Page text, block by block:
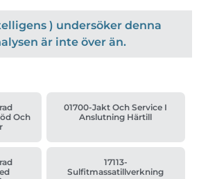
) undersöker denna
är inte över än.
Och
01700-Jakt Och Service I
Anslutning Härtill
17113-
Sulfitmassatillverkning